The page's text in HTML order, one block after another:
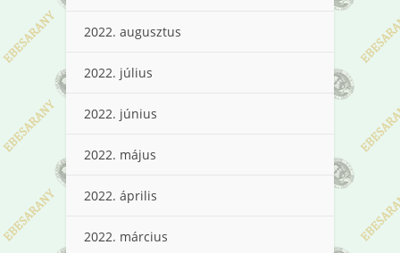
2022. augusztus
2022. július
2022. június
2022. május
2022. április
2022. március